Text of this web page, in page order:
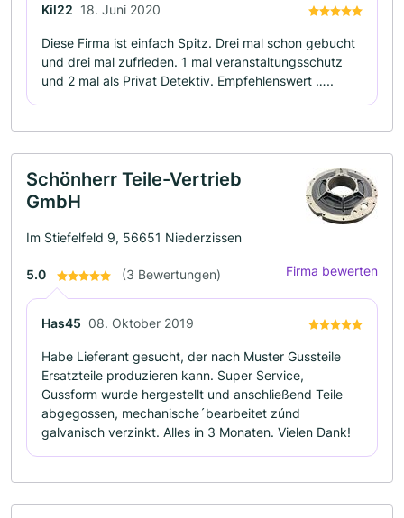
Kil22 18. Juni 2020
Diese Firma ist einfach Spitz. Drei mal schon gebucht
und drei mal zufrieden. 1 mal veranstaltungsschutz
und 2 mal als Privat Detektiv. Empfehlenswert …..
Schönherr Teile-Vertrieb
GmbH
Im Stiefelfeld 9, 56651 Niederzissen
5.0 (3 Bewertungen) Firma bewerten
Has45 08. Oktober 2019
Habe Lieferant gesucht, der nach Muster Gussteile
Ersatzteile produzieren kann. Super Service,
Gussform wurde hergestellt und anschließend Teile
abgegossen, mechanische´bearbeitet zúnd
galvanisch verzinkt. Alles in 3 Monaten. Vielen Dank!